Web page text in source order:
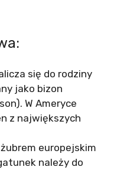
się do rodziny
jako bizon
W Ameryce
z największych
europejskim
należy do